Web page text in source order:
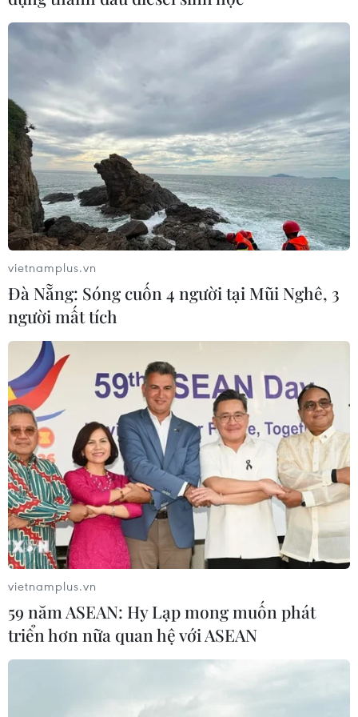
vietnamplus.vn
Đà Nẵng: Sóng cuốn 4 người tại Mũi Nghê, 3
người mất tích
vietnamplus.vn
59 năm ASEAN: Hy Lạp mong muốn phát
triển hơn nữa quan hệ với ASEAN